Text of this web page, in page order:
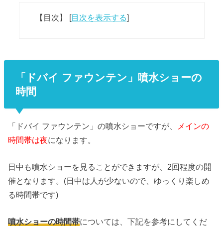
【目次】 [目次を表示する]
「ドバイ ファウンテン」噴水ショーの
時間
「ドバイ ファウンテン」の噴水ショーですが、
メインの
時間帯は夜になります。
日中も噴水ショーを見ることができますが、2回程度の開
催となります。(日中は人が少ないので、ゆっくり楽しめ
る時間帯です)
噴水ショーの時間帯については、下記を参考にしてくだ